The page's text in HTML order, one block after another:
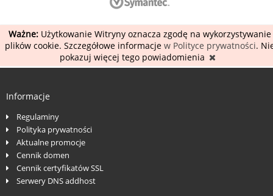
Ważne:Użytkowanie Witryny oznacza zgodę na wykorzystywanie
plików cookie. Szczegółowe informacje w Polityce prywatności.
pokazuj więcej tego powiadomienia
Informacje
Regulaminy
Polityka prywatności
Aktualne promocje
Cennik domen
Cennik certyfikatów SSL
Serwery DNS addhost